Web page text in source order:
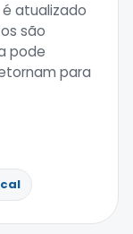
atualizado
são
pode
para